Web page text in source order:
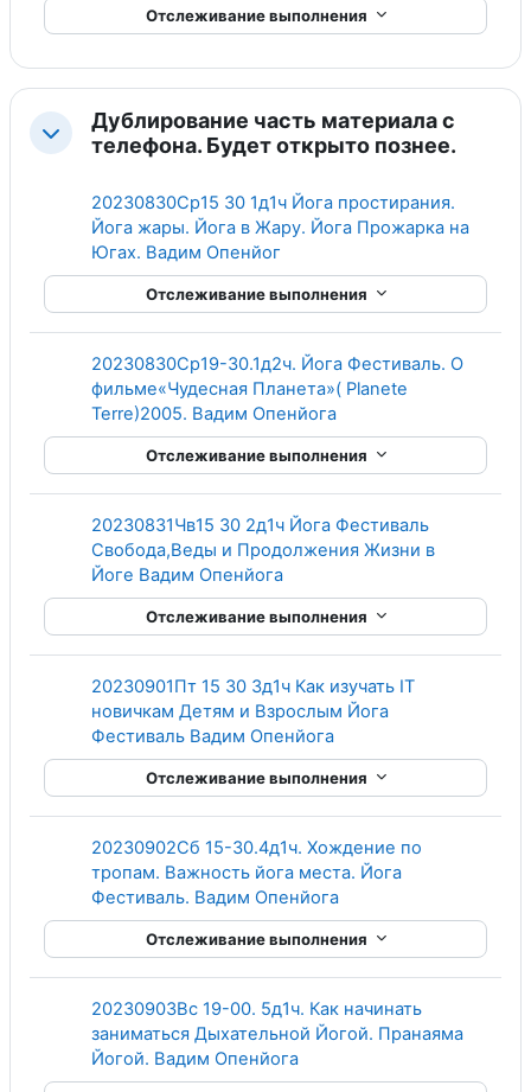
Отслеживание выполнения
Свернуть
Дублирование часть материала с
телефона. Будет открыто познее.
20230830Ср15 30 1д1ч Йога простирания.
Йога жары. Йога в Жару. Йога Прожарка на
Югах. Вадим Опенйог
Отслеживание выполнения
20230830Ср19-30.1д2ч. Йога Фестиваль. О
фильме«Чудесная Планета»( Planete
Terre)2005. Вадим ОпенйогаГиперссылка
Отслеживание выполнения
20230831Чв15 30 2д1ч Йога Фестиваль
Свобода,Веды и Продолжения Жизни в
Йоге Вадим ОпенйогаГиперссылка
Отслеживание выполнения
20230901Пт 15 30 3д1ч Как изучать IT
новичкам Детям и Взрослым Йога
Фестиваль Вадим ОпенйогаГиперссылка
Отслеживание выполнения
20230902Сб 15-30.4д1ч. Хождение по
тропам. Важность йога места. Йога
Фестиваль. Вадим ОпенйогаГиперссылка
Отслеживание выполнения
20230903Вс 19-00. 5д1ч. Как начинать
заниматься Дыхательной Йогой. Пранаяма
Йогой. Вадим ОпенйогаГиперссылка